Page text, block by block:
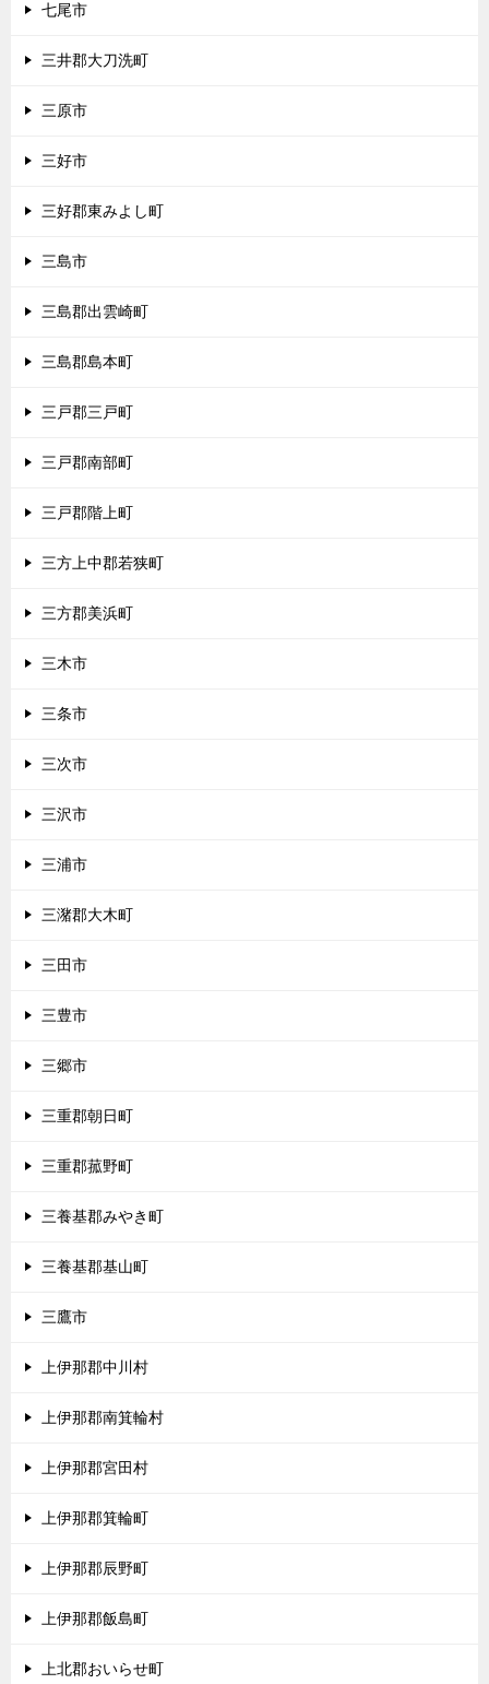
七尾市
三井郡大刀洗町
三原市
三好市
三好郡東みよし町
三島市
三島郡出雲崎町
三島郡島本町
三戸郡三戸町
三戸郡南部町
三戸郡階上町
三方上中郡若狭町
三方郡美浜町
三木市
三条市
三次市
三沢市
三浦市
三潴郡大木町
三田市
三豊市
三郷市
三重郡朝日町
三重郡菰野町
三養基郡みやき町
三養基郡基山町
三鷹市
上伊那郡中川村
上伊那郡南箕輪村
上伊那郡宮田村
上伊那郡箕輪町
上伊那郡辰野町
上伊那郡飯島町
上北郡おいらせ町